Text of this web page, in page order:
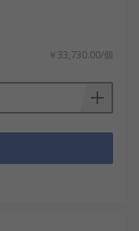
￥33,730.00/個